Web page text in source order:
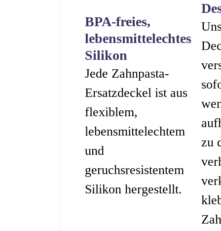
BPA-freies,
lebensmittelechtes
Silikon
Jede Zahnpasta-
Ersatzdeckel ist aus
flexiblem,
lebensmittelechtem
und
geruchsresistentem
Silikon hergestellt.
zu